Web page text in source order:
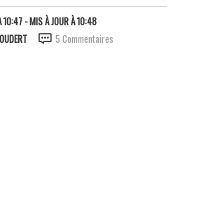
10:47- MIS À JOUR À 10:48
5 Commentaires